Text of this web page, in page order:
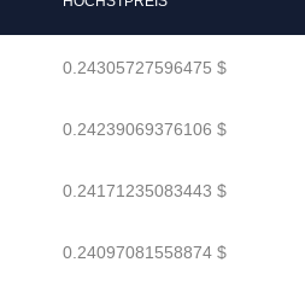
0.24305727596475 $
0.24239069376106 $
0.24171235083443 $
0.24097081558874 $